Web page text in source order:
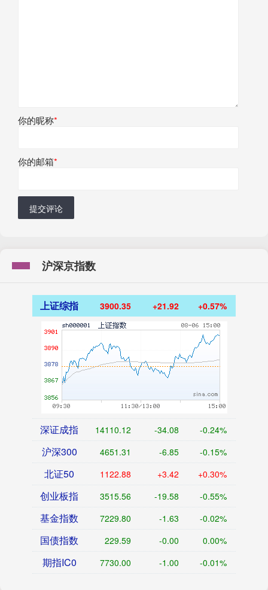
你的昵称*
你的邮箱*
提交评论
沪深京指数
上证综指 3900.35 +21.92 +0.57%
深证成指 14110.12 -34.08 -0.24%
沪深300 4651.31 -6.85 -0.15%
北证50 1122.88 +3.42 +0.30%
创业板指 3515.56 -19.58 -0.55%
基金指数 7229.80 -1.63 -0.02%
国债指数 229.59 -0.00 0.00%
期指IC0 7730.00 -1.00 -0.01%